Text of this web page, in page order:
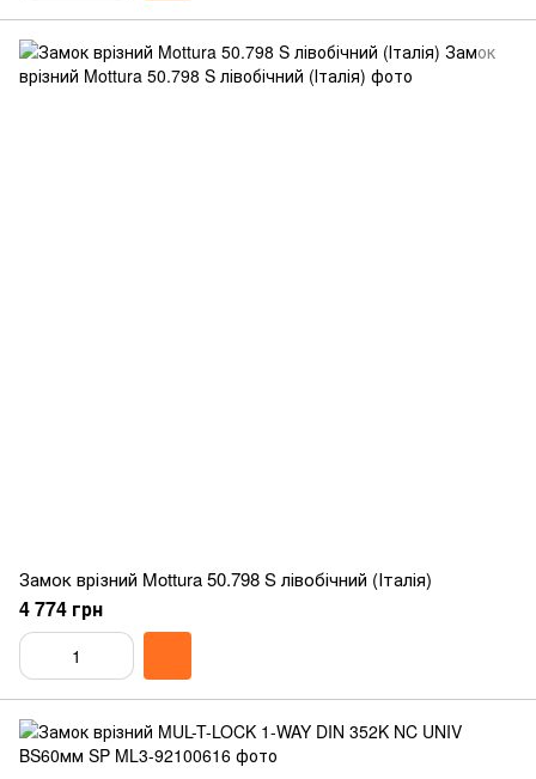
Замок врізний Mottura 50.798 S лівобічний (Італія)
4 774 грн